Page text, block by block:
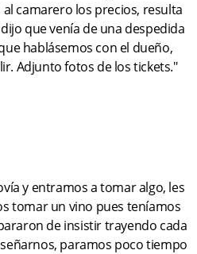
camarero los precios, resulta
que venía de una despedida
hablásemos con el dueño,
Adjunto fotos de los tickets."
y entramos a tomar algo, les
tomar un vino pues teníamos
de insistir trayendo cada
paramos poco tiempo